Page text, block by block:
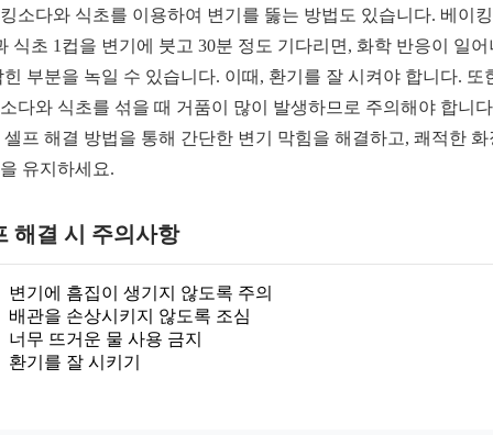
소다와 식초를 이용하여 변기를 뚫는 방법도 있습니다. 베이
식초 1컵을 변기에 붓고 30분 정도 기다리면, 화학 반응이 일어
힌 부분을 녹일 수 있습니다. 이때, 환기를 잘 시켜야 합니다. 또
다와 식초를 섞을 때 거품이 많이 발생하므로 주의해야 합니
셀프 해결 방법을 통해 간단한 변기 막힘을 해결하고, 쾌적한 화
유지하세요.
해결 시 주의사항
변기에 흠집이 생기지 않도록 주의
배관을 손상시키지 않도록 조심
너무 뜨거운 물 사용 금지
환기를 잘 시키기